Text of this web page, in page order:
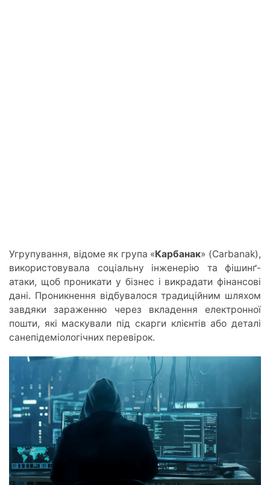
Угрупування, відоме як група «Карбанак» (Carbanak),
використовувала соціальну інженерію та фішинґ-
атаки, щоб проникати у бізнес і викрадати фінансові
дані. Проникнення відбувалося традиційним шляхом
завдяки зараженню через вкладення електронної
пошти, які маскували під скарги клієнтів або деталі
санепідеміологічних перевірок.